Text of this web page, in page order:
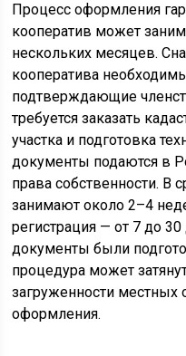
Процесс оформления
кооператив может
нескольких месяцев.
кооператива
подтверждающие
требуется заказать
участка и подготовка
документы подаются в
права собственности. В
занимают около 2–4
регистрация — от 7 до
документы были
процедура может
загруженности местных
оформления.